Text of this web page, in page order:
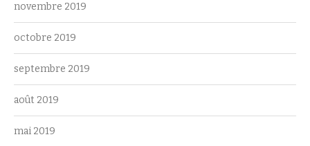
novembre 2019
octobre 2019
septembre 2019
août 2019
mai 2019